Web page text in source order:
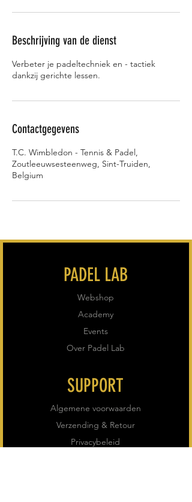
Beschrijving van de dienst
Verbeter je padeltechniek en - tactiek
dankzij gerichte lessen.
Contactgegevens
T.C. Wimbledon - Tennis & Padel,
Zoutleeuwsesteenweg, Sint-Truiden,
Belgium
PADEL LAB
Webshop
Academy
Events
Over Padel Lab
SUPPORT
Algemene voorwaarden
Verzending & Retour
Privacybeleid